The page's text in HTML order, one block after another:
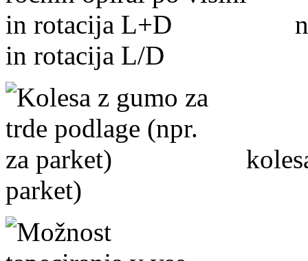
in rotacija L/D
parket)